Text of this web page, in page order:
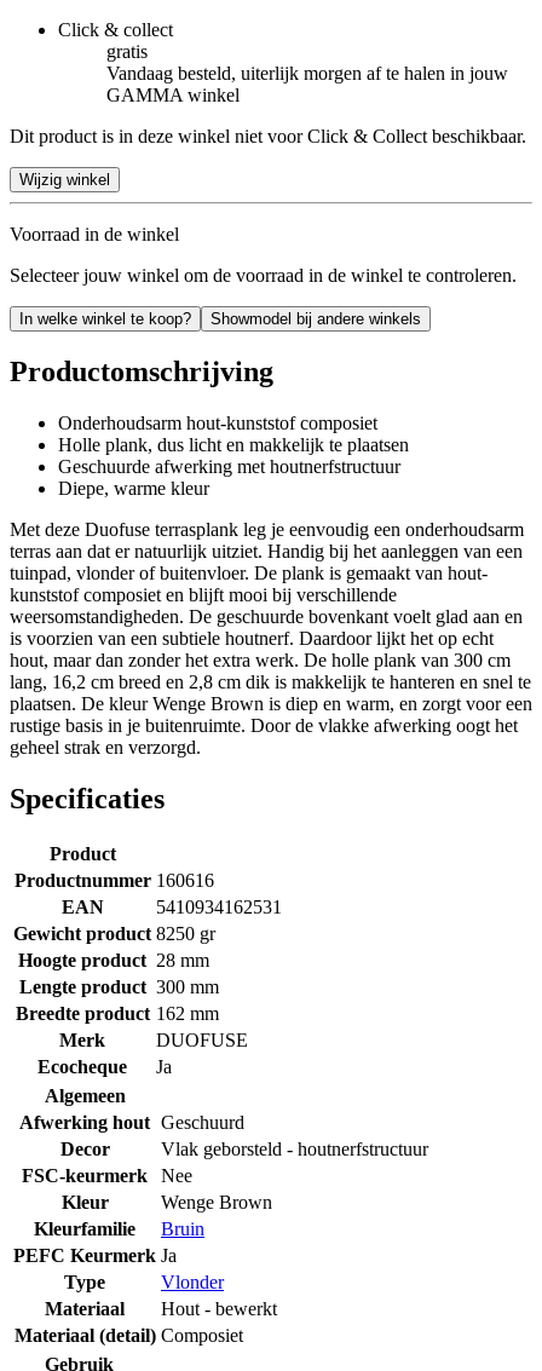
Click & collect
gratis
Vandaag besteld, uiterlijk morgen af te halen in jouw
GAMMA winkel
Dit product is in deze winkel niet voor Click & Collect beschikbaar.
Wijzig winkel
Voorraad in de winkel
Selecteer jouw winkel om de voorraad in de winkel te controleren.
In welke winkel te koop? Showmodel bij andere winkels
Productomschrijving
Onderhoudsarm hout-kunststof composiet
Holle plank, dus licht en makkelijk te plaatsen
Geschuurde afwerking met houtnerfstructuur
Diepe, warme kleur
Met deze Duofuse terrasplank leg je eenvoudig een onderhoudsarm
terras aan dat er natuurlijk uitziet. Handig bij het aanleggen van een
tuinpad, vlonder of buitenvloer. De plank is gemaakt van hout-
kunststof composiet en blijft mooi bij verschillende
weersomstandigheden. De geschuurde bovenkant voelt glad aan en
is voorzien van een subtiele houtnerf. Daardoor lijkt het op echt
hout, maar dan zonder het extra werk. De holle plank van 300 cm
lang, 16,2 cm breed en 2,8 cm dik is makkelijk te hanteren en snel te
plaatsen. De kleur Wenge Brown is diep en warm, en zorgt voor een
rustige basis in je buitenruimte. Door de vlakke afwerking oogt het
geheel strak en verzorgd.
Specificaties
Product
Productnummer 160616
EAN
5410934162531
Gewicht product 8250 gr
Hoogte product 28 mm
Lengte product 300 mm
Breedte product 162 mm
Merk
DUOFUSE
Ecocheque
Ja
Algemeen
Afwerking hout Geschuurd
Decor
Vlak geborsteld - houtnerfstructuur
FSC-keurmerk
Nee
Kleur
Wenge Brown
Kleurfamilie
Bruin
PEFC Keurmerk Ja
Type
Vlonder
Materiaal
Hout - bewerkt
Materiaal (detail) Composiet
Gebruik